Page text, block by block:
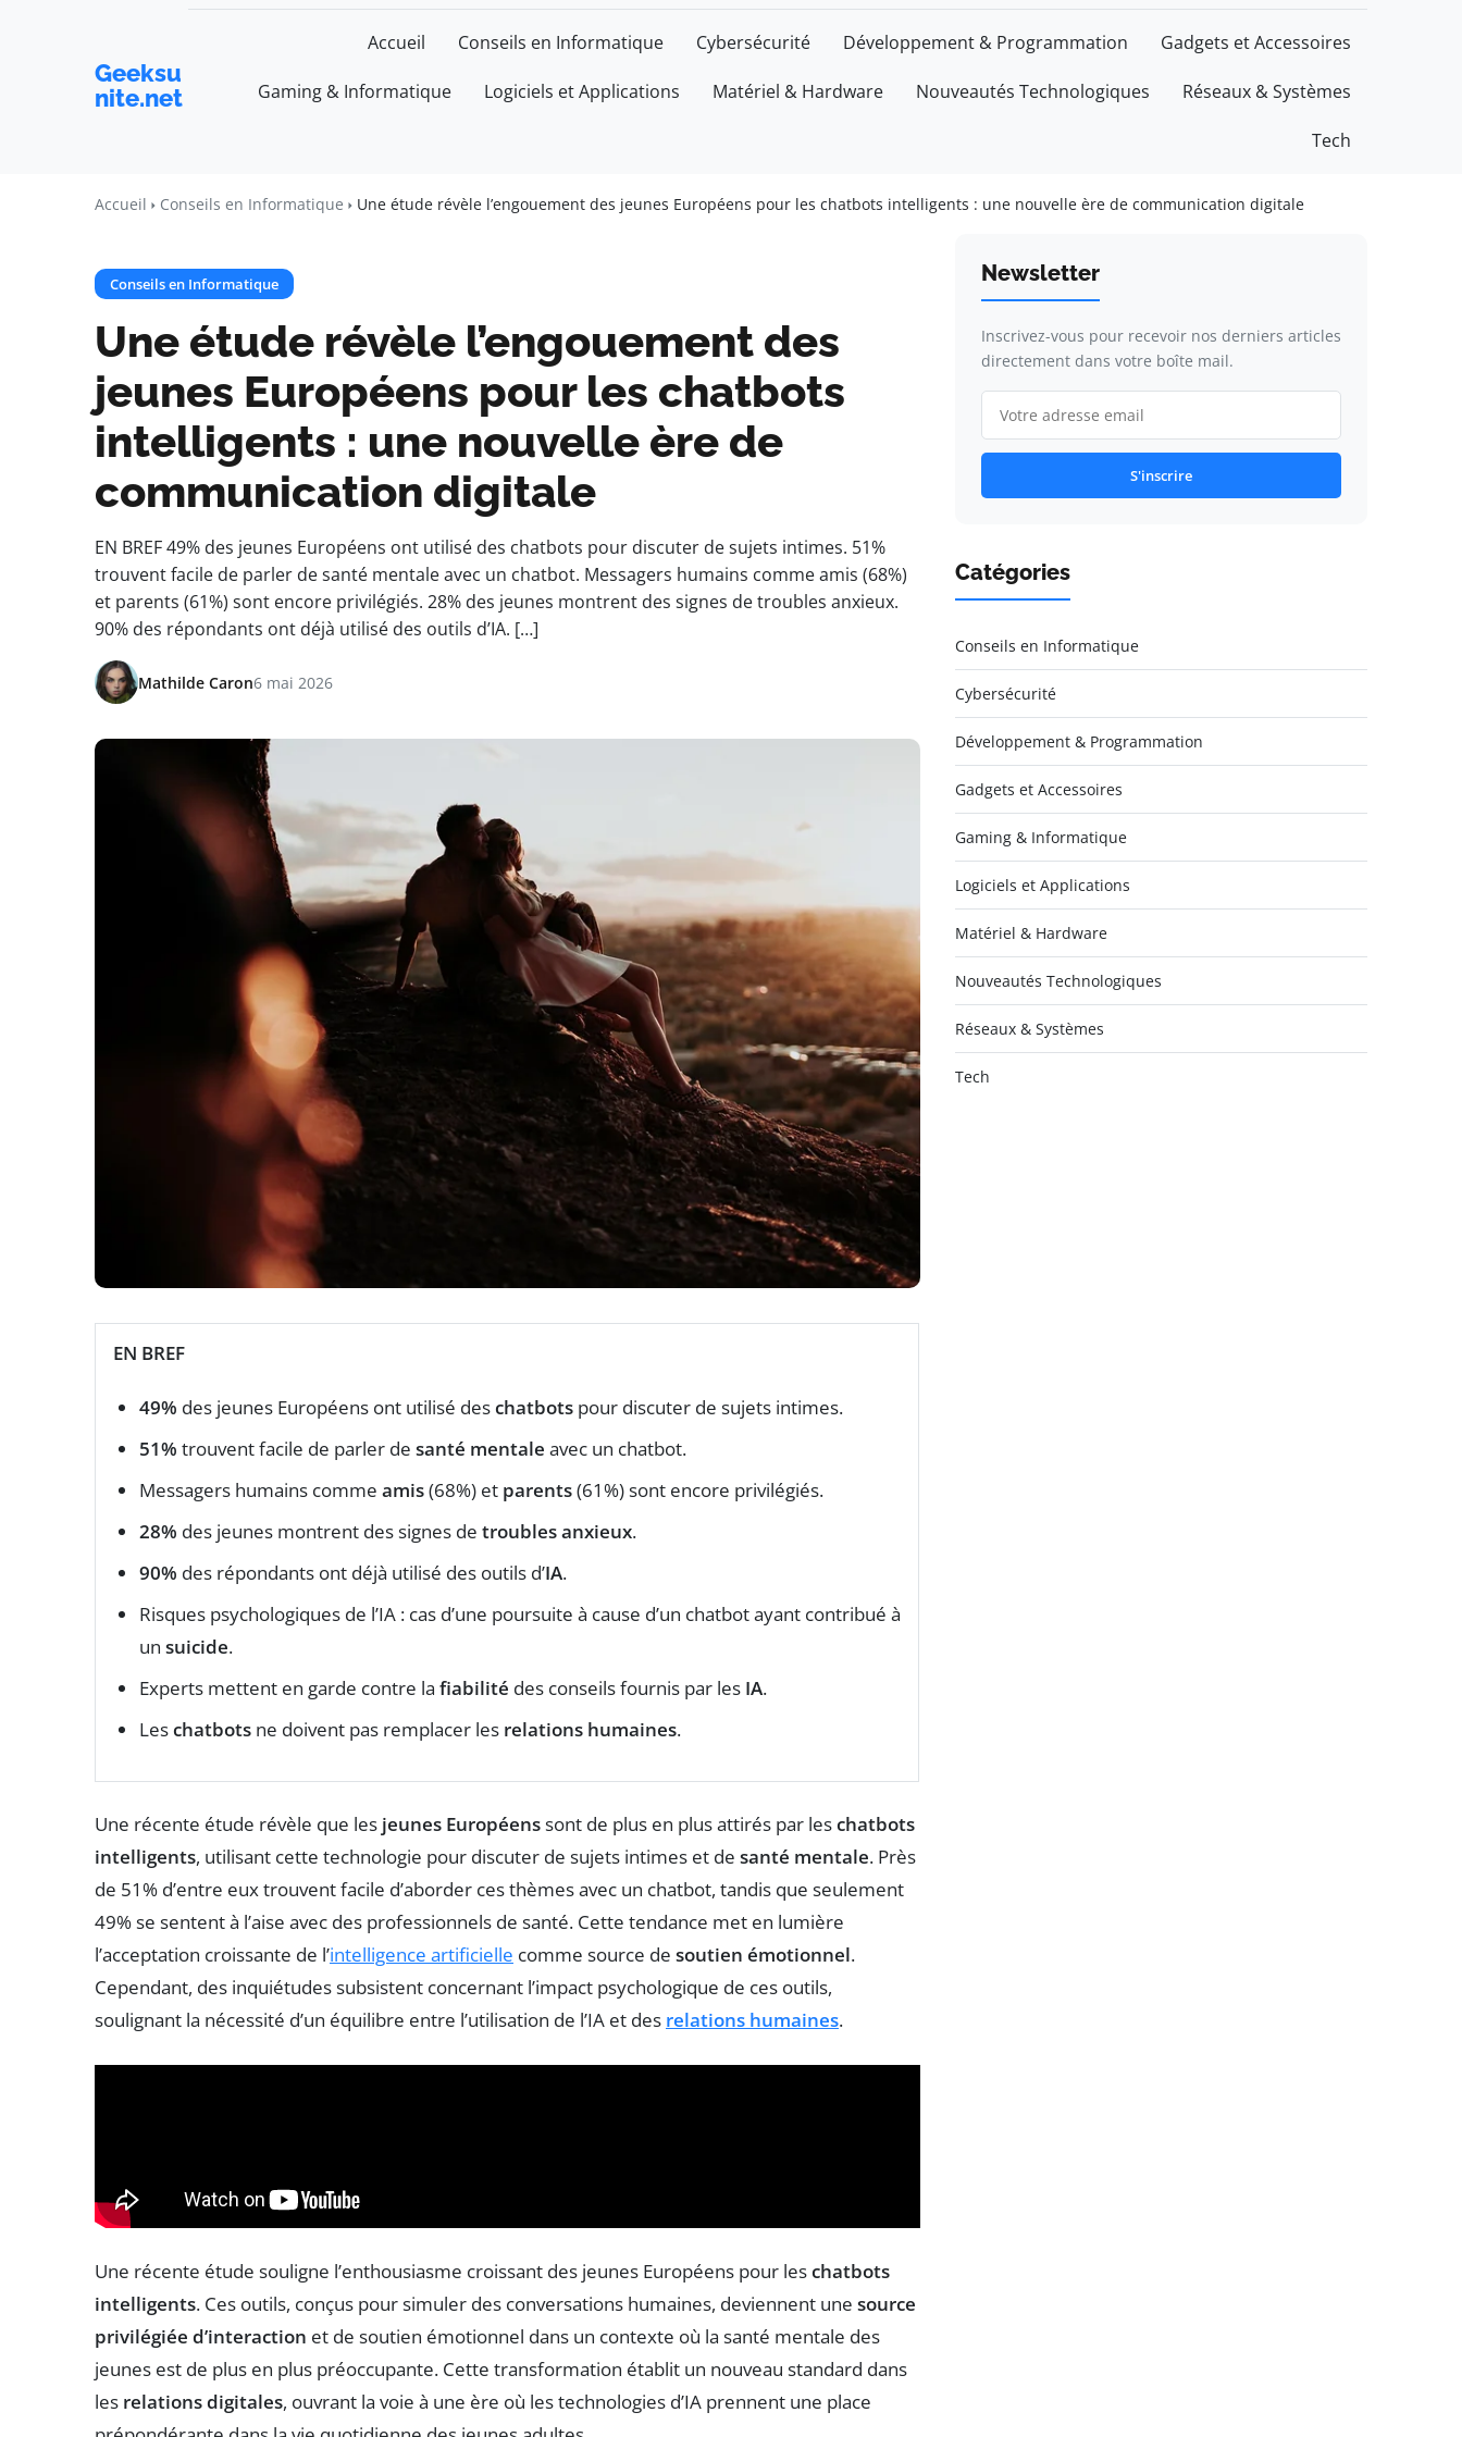
Geeksu
nite.net
Accueil Conseils en Informatique Cybersécurité Développement & Programmation Gadgets et Accessoires
Gaming & Informatique Logiciels et Applications Matériel & Hardware Nouveautés Technologiques Réseaux & Systèmes
Tech
Accueil Conseils en Informatique Une étude révèle l’engouement des jeunes Européens pour les chatbots intelligents : une nouvelle ère de communication digitale
Conseils en Informatique
Une étude révèle l’engouement des
jeunes Européens pour les chatbots
intelligents : une nouvelle ère de
communication digitale
EN BREF 49% des jeunes Européens ont utilisé des chatbots pour discuter de sujets intimes. 51%
trouvent facile de parler de santé mentale avec un chatbot. Messagers humains comme amis (68%)
et parents (61%) sont encore privilégiés. 28% des jeunes montrent des signes de troubles anxieux.
90% des répondants ont déjà utilisé des outils d’IA. […]
Mathilde Caron6 mai 2026
EN BREF
49% des jeunes Européens ont utilisé deschatbots pour discuter de sujets intimes.
51% trouvent facile de parler de santé mentale avec un chatbot.
Messagers humains comme amis(68%) et parents(61%) sont encore privilégiés.
28% des jeunes montrent des signes de troubles anxieux.
90% des répondants ont déjà utilisé des outils d’IA.
Risques psychologiques de l’IA : cas d’une poursuite à cause d’un chatbot ayant contribué à
un suicide.
Experts mettent en garde contre la fiabilité des conseils fournis par les IA.
Leschatbots ne doivent pas remplacer les relations humaines.
Une récente étude révèle que les jeunes Européenssont de plus en plus attirés par leschatbots
intelligents, utilisant cette technologie pour discuter de sujets intimes et de santé mentale. Près
de 51% d’entre eux trouvent facile d’aborder ces thèmes avec un chatbot, tandis que seulement
49% se sentent à l’aise avec des professionnels de santé. Cette tendance met en lumière
l’acceptation croissante de l’intelligence artificielle comme source de soutien émotionnel.
Cependant, des inquiétudes subsistent concernant l’impact psychologique de ces outils,
soulignant la nécessité d’un équilibre entre l’utilisation de l’IA et des relations humaines.
Une récente étude souligne l’enthousiasme croissant des jeunes Européens pour leschatbots
intelligents. Ces outils, conçus pour simuler des conversations humaines, deviennent une source
privilégiée d’interaction et de soutien émotionnel dans un contexte où la santé mentale des
jeunes est de plus en plus préoccupante. Cette transformation établit un nouveau standard dans
les relations digitales, ouvrant la voie à une ère où les technologies d’IA prennent une place
Newsletter
Inscrivez-vous pour recevoir nos derniers articles
directement dans votre boîte mail.
S'inscrire
Catégories
Conseils en Informatique
Cybersécurité
Développement & Programmation
Gadgets et Accessoires
Gaming & Informatique
Logiciels et Applications
Matériel & Hardware
Nouveautés Technologiques
Réseaux & Systèmes
Tech